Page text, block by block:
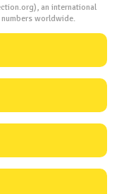
an international
worldwide.